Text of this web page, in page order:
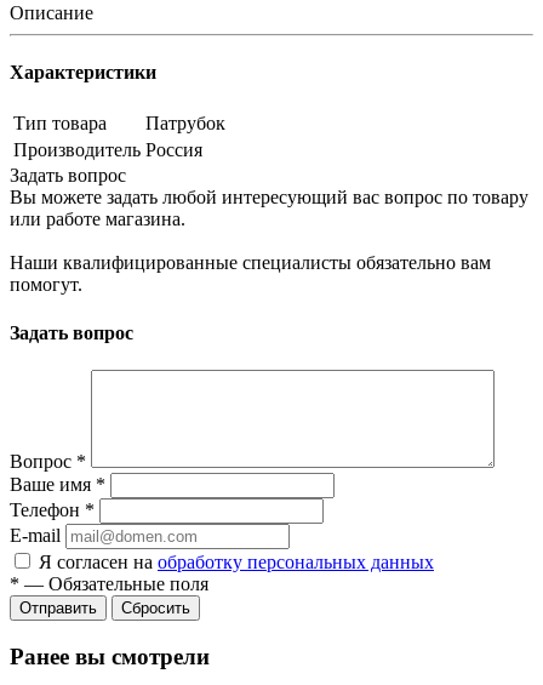
Описание
Характеристики
Тип товара
Патрубок
Производитель Россия
Задать вопрос
Вы можете задать любой интересующий вас вопрос по товару
или работе магазина.
Наши квалифицированные специалисты обязательно вам
помогут.
Задать вопрос
Вопрос *
Ваше имя *
Телефон *
E-mail
Я согласен на обработку персональных данных
* — Обязательные поля
Сбросить
Ранее вы смотрели